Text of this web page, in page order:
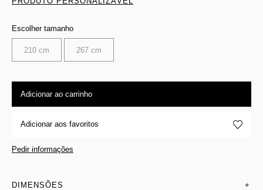
Escolher tamanho
210 cm 267 cm
Adicionar ao carrinho
Adicionar aos favoritos
Pedir informações
DIMENSÕES +